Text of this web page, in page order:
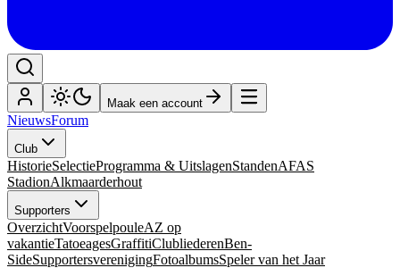
Maak een account
NieuwsForum
Club
HistorieSelectieProgramma & UitslagenStandenAFAS
StadionAlkmaarderhout
Supporters
OverzichtVoorspelpouleAZ op
vakantieTatoeagesGraffitiClubliederenBen-
SideSupportersverenigingFotoalbumsSpeler van het Jaar